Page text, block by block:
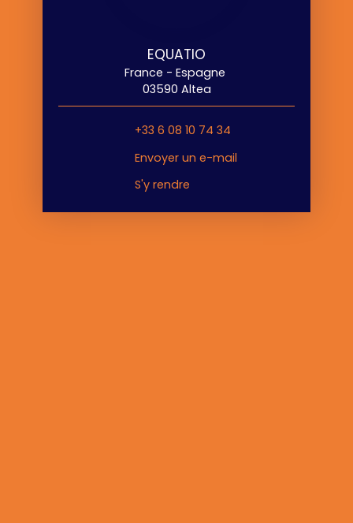
EQUATIO
France - Espagne
03590 Altea
+33 6 08 10 74 34
Envoyer un e-mail
S'y rendre